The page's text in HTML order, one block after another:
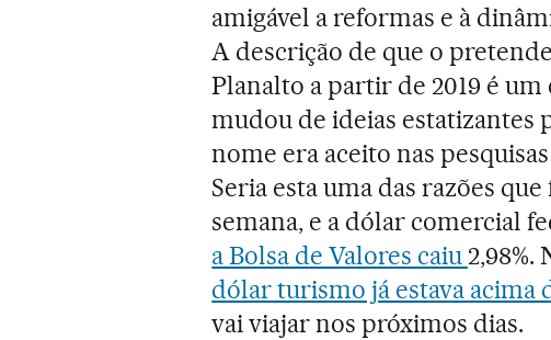
amigável a reformas e à
A descrição de que o
Planalto a partir de 2019 é
mudou de ideias estatizantes
nome era aceito nas
Seria esta uma das razões
semana, e a dólar comercial
a Bolsa de Valores caiu 2,98%.
dólar turismo já estava acima
vai viajar nos próximos dias.